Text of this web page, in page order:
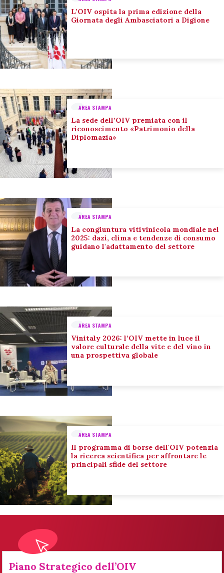
L’OIV ospita la prima edizione della
Giornata degli Ambasciatori a Digione
AREA STAMPA
La sede dell’OIV premiata con il
riconoscimento «Patrimonio della
Diplomazia»
AREA STAMPA
La congiuntura vitivinicola mondiale nel
2025: dazi, clima e tendenze di consumo
guidano l'adattamento del settore
AREA STAMPA
Vinitaly 2026: l’OIV mette in luce il
valore culturale della vite e del vino in
una prospettiva globale
AREA STAMPA
Il programma di borse dell'OIV potenzia
la ricerca scientifica per affrontare le
principali sfide del settore
Piano Strategico dell’OIV